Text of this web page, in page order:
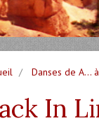
Danses de A...
In